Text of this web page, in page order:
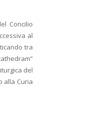
Concilio
al
tra
del
alla Curia